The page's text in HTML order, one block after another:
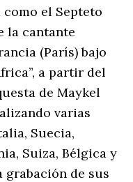
el Septeto
la cantante
(París) bajo
a partir del
de Maykel
varias
Suecia,
Suiza, Bélgica y
grabación de sus